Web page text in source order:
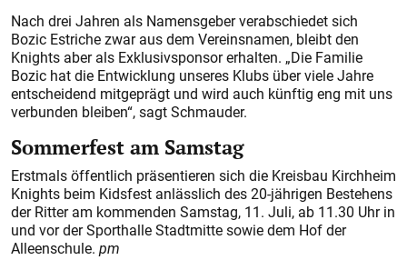
Nach drei Jahren als Namensgeber verabschiedet sich
Bozic Estriche zwar aus dem Vereinsnamen, bleibt den
Knights aber als Exklusivsponsor erhalten. „Die Familie
Bozic hat die Entwicklung unseres Klubs über viele Jahre
entscheidend mitgeprägt und wird auch künftig eng mit uns
verbunden bleiben“, sagt Schmauder.
Sommerfest am Samstag
Erstmals öffentlich präsentieren sich die Kreisbau Kirchheim
Knights beim Kidsfest anlässlich des 20-jährigen Bestehens
der Ritter am kommenden Samstag, 11. Juli, ab 11.30 Uhr in
und vor der Sporthalle Stadtmitte sowie dem Hof der
Alleenschule. pm